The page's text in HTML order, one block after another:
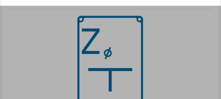
Jeśli nie chcesz wyrazić zgody lub ograniczyć jej
zakres, kliknij „Szczegóły”, gdzie znajdziesz wszelkie
informacje o tym jak to zrobić . Te same informacje
znajdziesz także na podstronie z naszą polityką
prywatności obowiązującą od 25 maja 2018.
umożliwić prawidłową realizację Umowy z Państwem i
www, a w szczególności np. wysłanie potwierdzenia